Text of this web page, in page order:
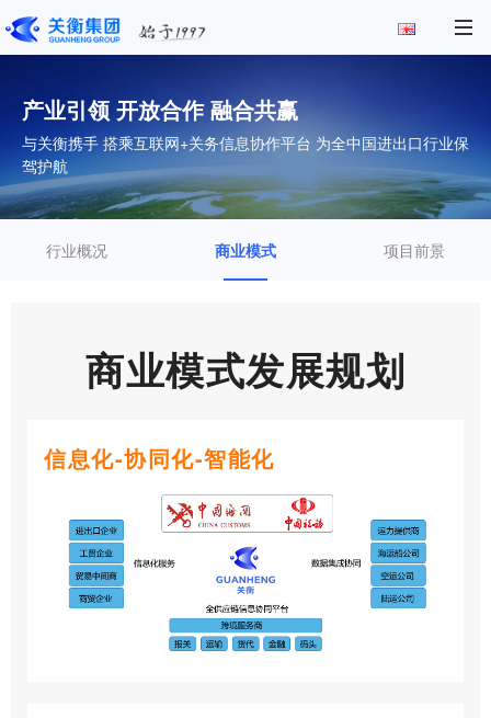
产业引领 开放合作 融合共赢
与关衡携手 搭乘互联网+关务信息协作平台 为全中国进出口行业保
驾护航
行业概况 商业模式 项目前景
商业模式发展规划
信息化-协同化-智能化